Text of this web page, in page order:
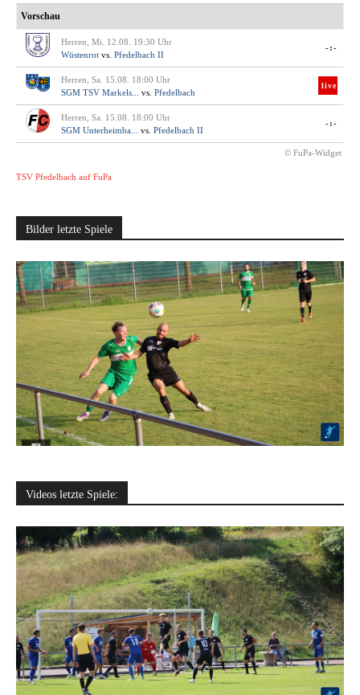
Vorschau
Herren, Mi. 12.08. 19:30 Uhr
Wüstenrot vs. Pfedelbach II
-:-
Herren, Sa. 15.08. 18:00 Uhr
SGM TSV Markels...
vs. Pfedelbach
live
Herren, Sa. 15.08. 18:00 Uhr
SGM Unterheimba...
vs. Pfedelbach II
-:-
© FuPa-Widget
TSV Pfedelbach auf FuPa
Bilder letzte Spiele
Videos letzte Spiele: